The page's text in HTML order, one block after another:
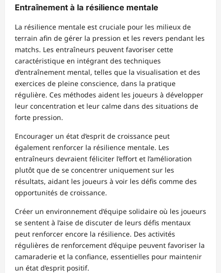
Entraînement à la résilience mentale
La résilience mentale est cruciale pour les milieux de
terrain afin de gérer la pression et les revers pendant les
matchs. Les entraîneurs peuvent favoriser cette
caractéristique en intégrant des techniques
d’entraînement mental, telles que la visualisation et des
exercices de pleine conscience, dans la pratique
régulière. Ces méthodes aident les joueurs à développer
leur concentration et leur calme dans des situations de
forte pression.
Encourager un état d’esprit de croissance peut
également renforcer la résilience mentale. Les
entraîneurs devraient féliciter l’effort et l’amélioration
plutôt que de se concentrer uniquement sur les
résultats, aidant les joueurs à voir les défis comme des
opportunités de croissance.
Créer un environnement d’équipe solidaire où les joueurs
se sentent à l’aise de discuter de leurs défis mentaux
peut renforcer encore la résilience. Des activités
régulières de renforcement d’équipe peuvent favoriser la
camaraderie et la confiance, essentielles pour maintenir
un état d’esprit positif.